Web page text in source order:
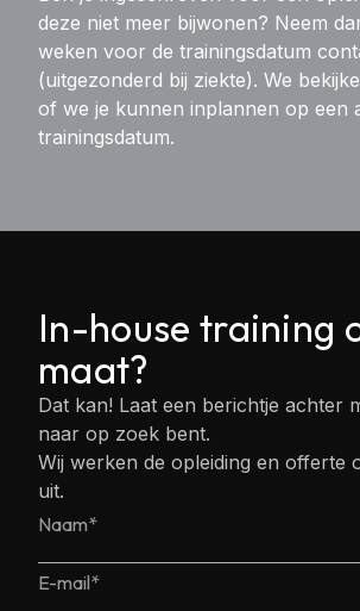
deze niet meer bijwonen? Neem
weken voor de trainingsdatum
(uitgezonderd bij ziekte). We
of we je kunnen inplannen op een
trainingsdatum.
In-house training
maat?
Dat kan! Laat een berichtje achter
naar op zoek bent.
Wij werken de opleiding en offerte
uit.